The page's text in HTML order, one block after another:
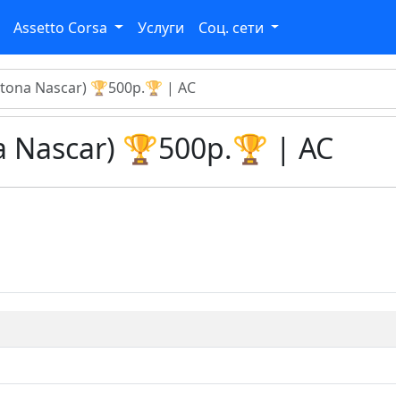
Assetto Corsa Услуги Соц. сети
Nascar) 🏆500р.🏆 | AC
Nascar) 🏆500р.🏆 | AC